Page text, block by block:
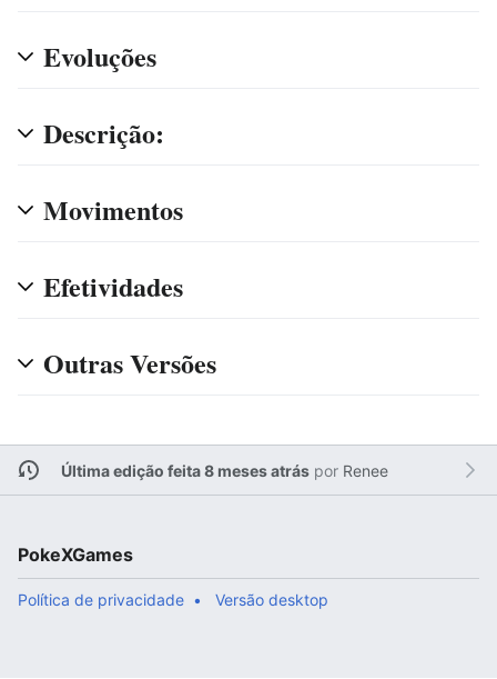
Evoluções
Descrição:
Movimentos
Efetividades
Outras Versões
Última edição feita 8 meses atráspor Renee
PokeXGames
Política de privacidade Versão desktop